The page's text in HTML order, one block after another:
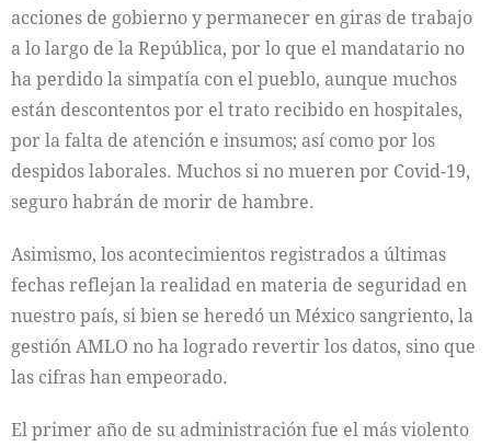
acciones de gobierno y permanecer en giras de trabajo
a lo largo de la República, por lo que el mandatario no
ha perdido la simpatía con el pueblo, aunque muchos
están descontentos por el trato recibido en hospitales,
por la falta de atención e insumos; así como por los
despidos laborales. Muchos si no mueren por Covid-19,
seguro habrán de morir de hambre.
Asimismo, los acontecimientos registrados a últimas
fechas reflejan la realidad en materia de seguridad en
nuestro país, si bien se heredó un México sangriento, la
gestión AMLO no ha logrado revertir los datos, sino que
las cifras han empeorado.
El primer año de su administración fue el más violento